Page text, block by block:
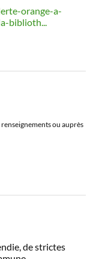
orange-a-
biblioth...
ou auprès
de strictes